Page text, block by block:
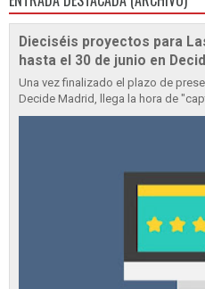
Dieciséis proyectos para
hasta el 30 de junio en
Una vez finalizado el plazo de
Decide Madrid, llega la hora de